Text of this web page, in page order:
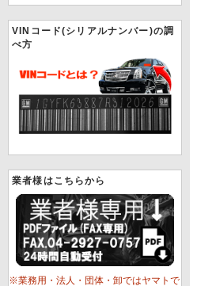
VINコード(シリアルナンバー)の調
べ方
業者様はこちらから
※業務用・法人・団体・卸ではヤマトで